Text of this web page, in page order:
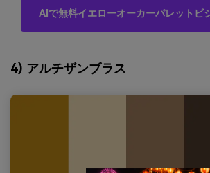
AIで無料イエローオーカーパレットビ
4) アルチザンブラス